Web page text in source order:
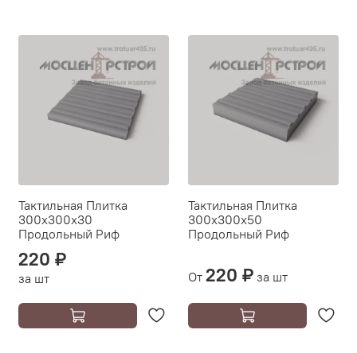
Тактильная Плитка
300х300х30
Продольный Риф
220 ₽
за шт
Тактильная Плитка
300х300х50
Продольный Риф
От 220 ₽ за шт